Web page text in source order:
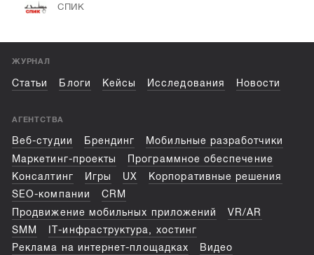
СПИК
ЖУРНАЛ
Статьи Блоги Кейсы Исследования Новости
АГЕНТСТВА
Веб-студии Брендинг
Мобильные разработчики
Маркетинг-проекты
Программное обеспечение
Консалтинг
Игры UX
Корпоративные решения
SEO-компании
CRM
Продвижение мобильных приложений
VR/AR
SMM
IT-инфраструктура, хостинг
Реклама на интернет-площадках
Видео